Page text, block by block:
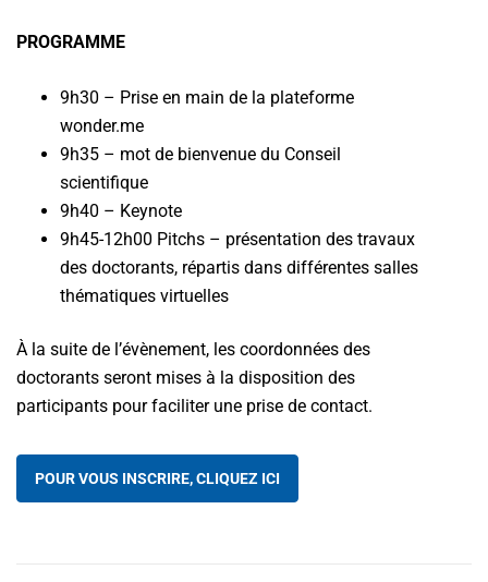
PROGRAMME
9h30 – Prise en main de la plateforme
wonder.me
9h35 – mot de bienvenue du Conseil
scientifique
9h40 – Keynote
9h45-12h00 Pitchs – présentation des travaux
des doctorants, répartis dans différentes salles
thématiques virtuelles
À la suite de l’évènement, les coordonnées des
doctorants seront mises à la disposition des
participants pour faciliter une prise de contact.
POUR VOUS INSCRIRE, CLIQUEZ ICI